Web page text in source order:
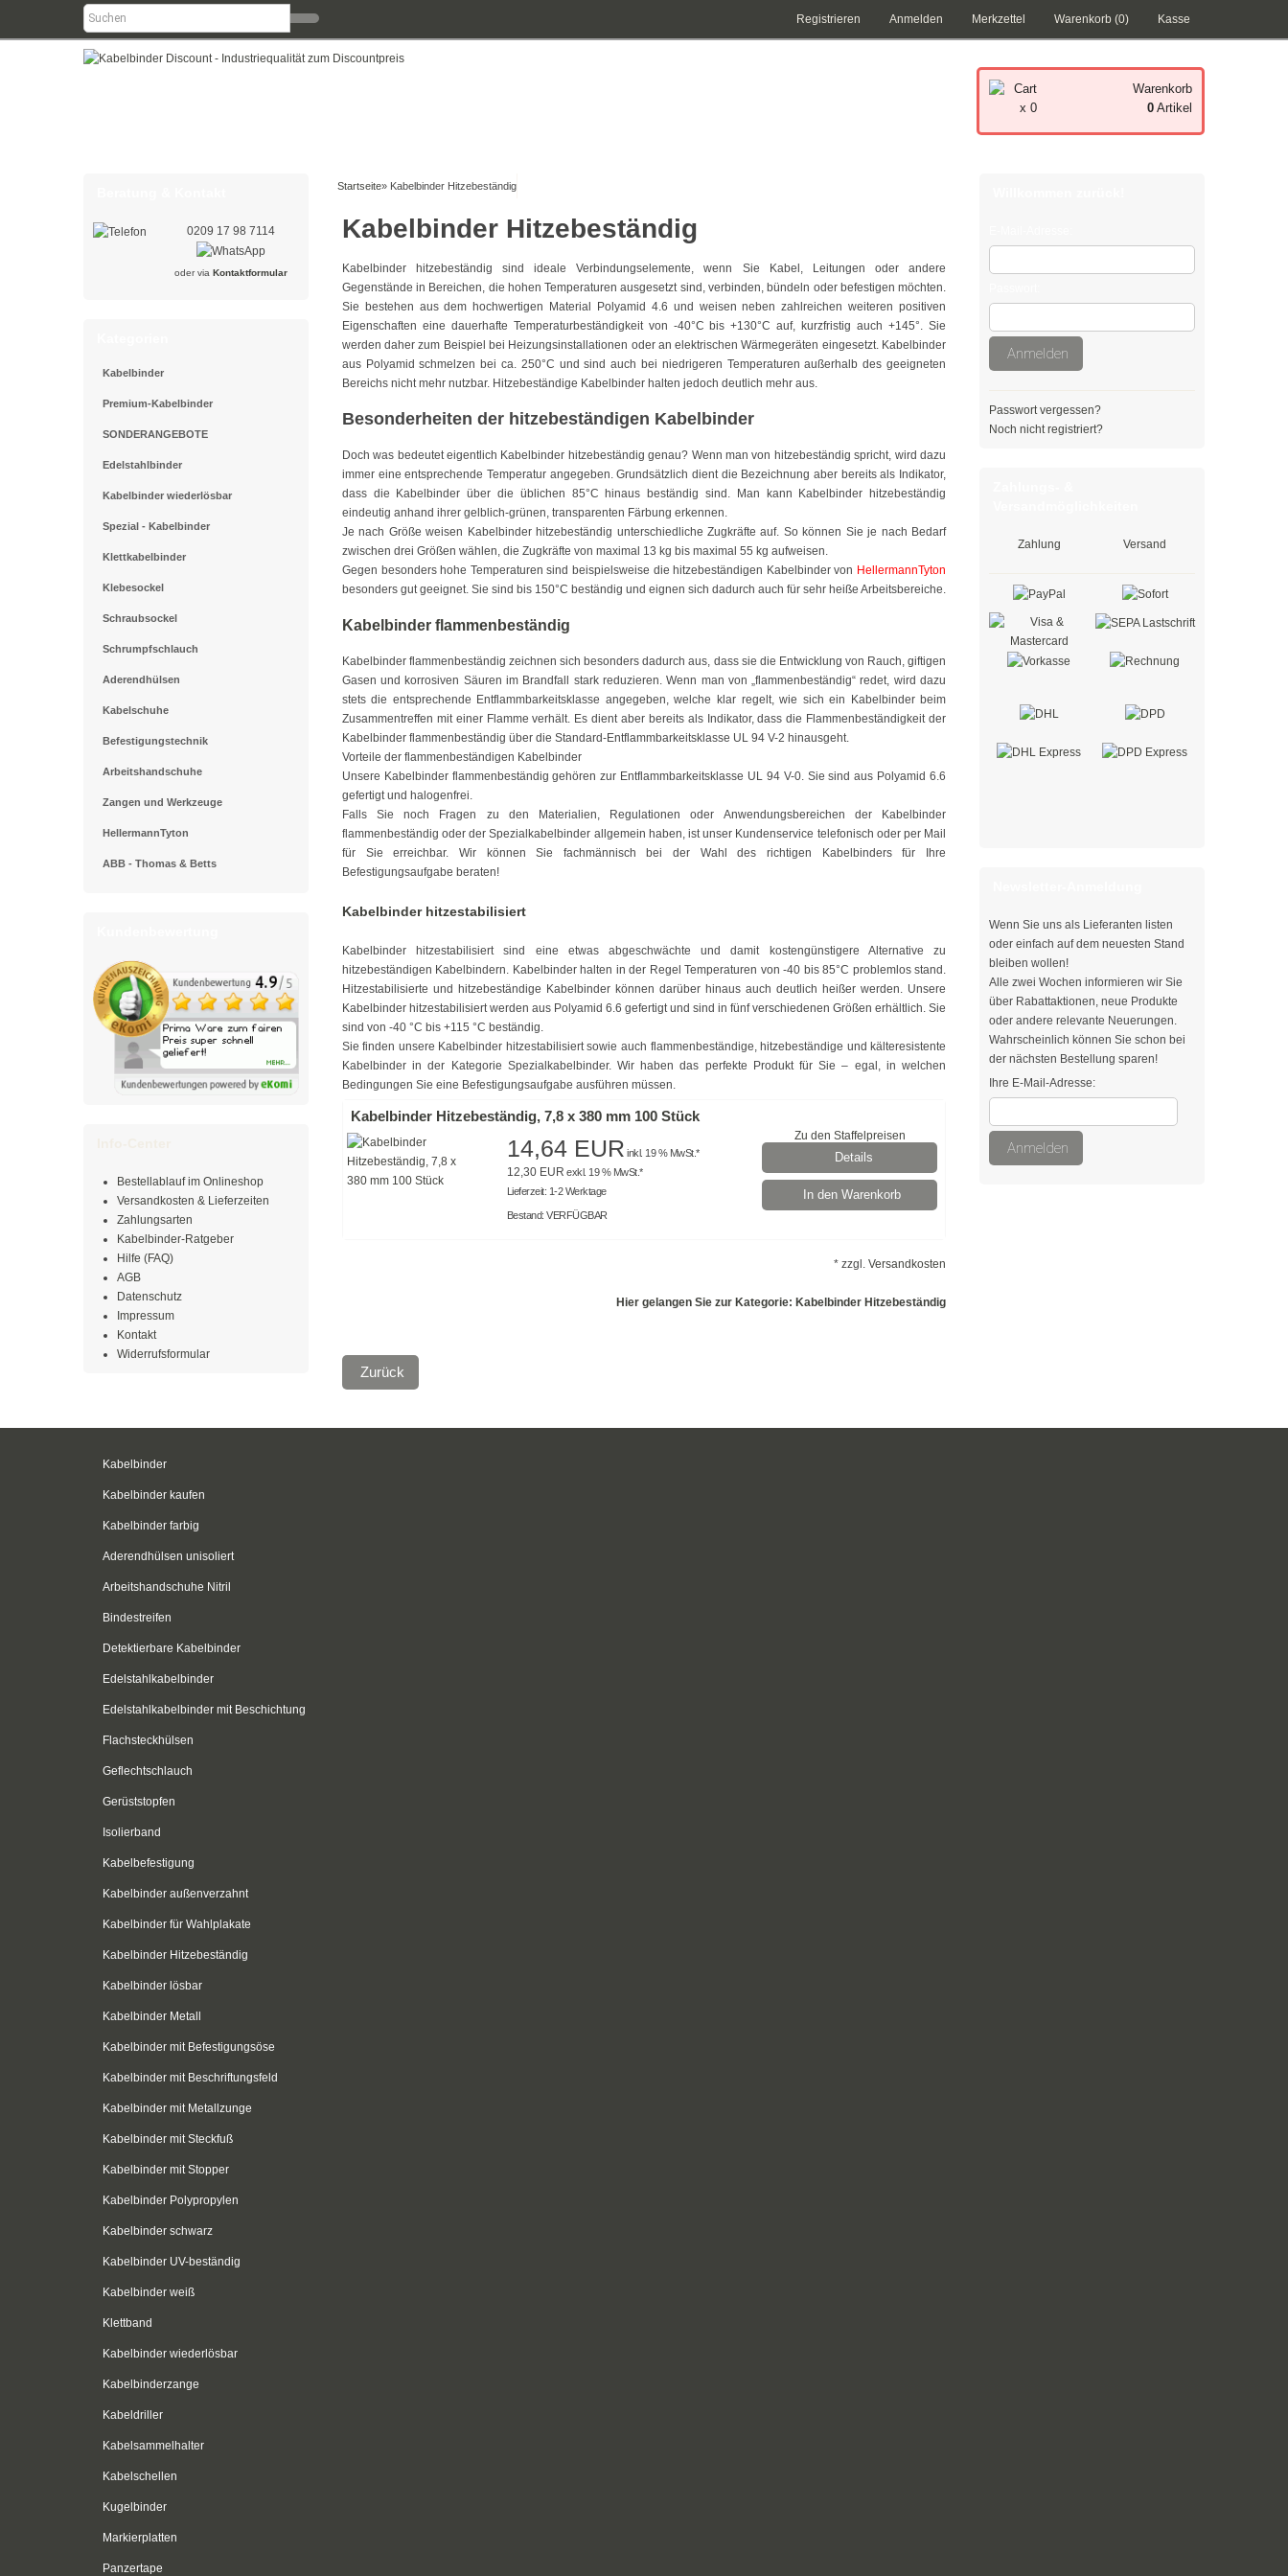
Registrieren Anmelden Merkzettel Warenkorb (0) Kasse
x 0
Warenkorb
0 Artikel
0209 17 98 7114
oder viaKontaktformular
Kabelbinder
Premium-Kabelbinder
SONDERANGEBOTE
Edelstahlbinder
Kabelbinder wiederlösbar
Spezial - Kabelbinder
Klettkabelbinder
Klebesockel
Schraubsockel
Schrumpfschlauch
Aderendhülsen
Kabelschuhe
Befestigungstechnik
Arbeitshandschuhe
Zangen und Werkzeuge
HellermannTyton
ABB - Thomas & Betts
Bestellablauf im Onlineshop
Versandkosten & Lieferzeiten
Zahlungsarten
Kabelbinder-Ratgeber
Hilfe (FAQ)
AGB
Datenschutz
Impressum
Kontakt
Widerrufsformular
Startseite» Kabelbinder Hitzebeständig
Kabelbinder Hitzebeständig
Kabelbinder hitzebeständig sind ideale Verbindungselemente, wenn Sie Kabel, Leitungen oder andere
Gegenstände in Bereichen, die hohen Temperaturen ausgesetzt sind, verbinden, bündeln oder befestigen möchten.
Sie bestehen aus dem hochwertigen Material Polyamid 4.6 und weisen neben zahlreichen weiteren positiven
Eigenschaften eine dauerhafte Temperaturbeständigkeit von -40°C bis +130°C auf, kurzfristig auch +145°. Sie
werden daher zum Beispiel bei Heizungsinstallationen oder an elektrischen Wärmegeräten eingesetzt. Kabelbinder
aus Polyamid schmelzen bei ca. 250°C und sind auch bei niedrigeren Temperaturen außerhalb des geeigneten
Bereichs nicht mehr nutzbar. Hitzebeständige Kabelbinder halten jedoch deutlich mehr aus.
Besonderheiten der hitzebeständigen Kabelbinder
Doch was bedeutet eigentlich Kabelbinder hitzebeständig genau? Wenn man von hitzebeständig spricht, wird dazu
immer eine entsprechende Temperatur angegeben. Grundsätzlich dient die Bezeichnung aber bereits als Indikator,
dass die Kabelbinder über die üblichen 85°C hinaus beständig sind. Man kann Kabelbinder hitzebeständig
eindeutig anhand ihrer gelblich-grünen, transparenten Färbung erkennen.
Je nach Größe weisen Kabelbinder hitzebeständig unterschiedliche Zugkräfte auf. So können Sie je nach Bedarf
zwischen drei Größen wählen, die Zugkräfte von maximal 13 kg bis maximal 55 kg aufweisen.
Gegen besonders hohe Temperaturen sind beispielsweise die hitzebeständigen Kabelbinder von HellermannTyton
besonders gut geeignet. Sie sind bis 150°C beständig und eignen sich dadurch auch für sehr heiße Arbeitsbereiche.
Kabelbinder flammenbeständig
Kabelbinder flammenbeständig zeichnen sich besonders dadurch aus, dass sie die Entwicklung von Rauch, giftigen
Gasen und korrosiven Säuren im Brandfall stark reduzieren. Wenn man von „flammenbeständig“ redet, wird dazu
stets die entsprechende Entflammbarkeitsklasse angegeben, welche klar regelt, wie sich ein Kabelbinder beim
Zusammentreffen mit einer Flamme verhält. Es dient aber bereits als Indikator, dass die Flammenbeständigkeit der
Kabelbinder flammenbeständig über die Standard-Entflammbarkeitsklasse UL 94 V-2 hinausgeht.
Vorteile der flammenbeständigen Kabelbinder
Unsere Kabelbinder flammenbeständig gehören zur Entflammbarkeitsklasse UL 94 V-0. Sie sind aus Polyamid 6.6
gefertigt und halogenfrei.
Falls Sie noch Fragen zu den Materialien, Regulationen oder Anwendungsbereichen der Kabelbinder
flammenbeständig oder der Spezialkabelbinder allgemein haben, ist unser Kundenservice telefonisch oder per Mail
für Sie erreichbar. Wir können Sie fachmännisch bei der Wahl des richtigen Kabelbinders für Ihre
Befestigungsaufgabe beraten!
Kabelbinder hitzestabilisiert
Kabelbinder hitzestabilisiert sind eine etwas abgeschwächte und damit kostengünstigere Alternative zu
hitzebeständigen Kabelbindern. Kabelbinder halten in der Regel Temperaturen von -40 bis 85°C problemlos stand.
Hitzestabilisierte und hitzebeständige Kabelbinder können darüber hinaus auch deutlich heißer werden. Unsere
Kabelbinder hitzestabilisiert werden aus Polyamid 6.6 gefertigt und sind in fünf verschiedenen Größen erhältlich. Sie
sind von -40 °C bis +115 °C beständig.
Sie finden unsere Kabelbinder hitzestabilisiert sowie auch flammenbeständige, hitzebeständige und kälteresistente
Kabelbinder in der Kategorie Spezialkabelbinder. Wir haben das perfekte Produkt für Sie – egal, in welchen
Bedingungen Sie eine Befestigungsaufgabe ausführen müssen.
Kabelbinder Hitzebeständig, 7,8 x 380 mm 100 Stück
14,64 EUR inkl. 19 % MwSt.*
12,30 EUR exkl. 19 % MwSt.*
Lieferzeit: 1-2 Werktage
Bestand: VERFÜGBAR
Zu den Staffelpreisen
Details
In den Warenkorb
* zzgl.Versandkosten
Hier gelangen Sie zur Kategorie: Kabelbinder Hitzebeständig
Zurück
Anmelden
Passwort vergessen?
Noch nicht registriert?
Zahlung Versand
Wenn Sie uns als Lieferanten listen
oder einfach auf dem neuesten Stand
bleiben wollen!
Alle zwei Wochen informieren wir Sie
über Rabattaktionen, neue Produkte
oder andere relevante Neuerungen.
Wahrscheinlich können Sie schon bei
der nächsten Bestellung sparen!
Ihre E-Mail-Adresse:
Anmelden
Kabelbinder
Kabelbinder kaufen
Kabelbinder farbig
Aderendhülsen unisoliert
Arbeitshandschuhe Nitril
Bindestreifen
Detektierbare Kabelbinder
Edelstahlkabelbinder
Edelstahlkabelbinder mit Beschichtung
Flachsteckhülsen
Geflechtschlauch
Gerüststopfen
Isolierband
Kabelbefestigung
Kabelbinder außenverzahnt
Kabelbinder für Wahlplakate
Kabelbinder Hitzebeständig
Kabelbinder lösbar
Kabelbinder Metall
Kabelbinder mit Befestigungsöse
Kabelbinder mit Beschriftungsfeld
Kabelbinder mit Metallzunge
Kabelbinder mit Steckfuß
Kabelbinder mit Stopper
Kabelbinder Polypropylen
Kabelbinder schwarz
Kabelbinder UV-beständig
Kabelbinder weiß
Klettband
Kabelbinder wiederlösbar
Kabelbinderzange
Kabeldriller
Kabelsammelhalter
Kabelschellen
Kugelbinder
Markierplatten
Panzertape